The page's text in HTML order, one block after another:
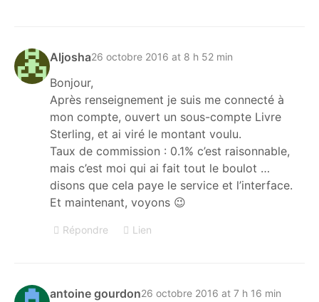
Aljosha26 octobre 2016 at 8 h 52 min
Bonjour,
Après renseignement je suis me connecté à
mon compte, ouvert un sous-compte Livre
Sterling, et ai viré le montant voulu.
Taux de commission : 0.1% c’est raisonnable,
mais c’est moi qui ai fait tout le boulot …
disons que cela paye le service et l’interface.
Et maintenant, voyons 😉
Répondre Lien
antoine gourdon26 octobre 2016 at 7 h 16 min